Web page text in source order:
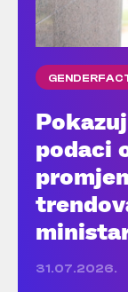
podaci
31.07.2026.